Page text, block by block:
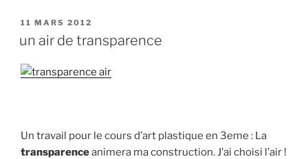
PUBLIÉ
11 MARS 2012
un air de transparence
Un travail pour le cours d’art plastique en 3eme : La
transparenceanimera ma construction. J’ai choisi l’air !